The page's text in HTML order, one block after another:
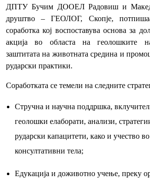
ДПТУ Бучим ДООЕЛ Радовиш и
друштво – ГЕОЛОГ, Скопје,
соработка кој воспоставува основа за
акција во областа на геолошките
заштитата на животната средина и
рударски практики.
Соработката се темели на следните
Стручна и научна поддршка,
геолошки елаборати, анализи,
рударски капацитети, како и учество
консултативни тела;
Едукација и доживотно учење, преку